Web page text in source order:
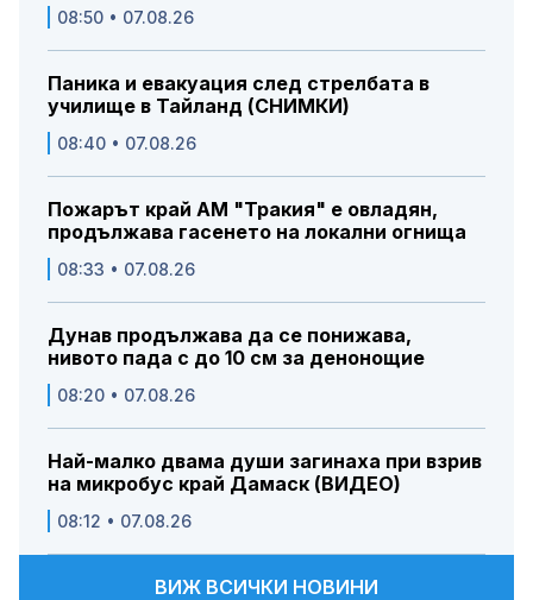
08:50 • 07.08.26
Паника и евакуация след стрелбата в
училище в Тайланд (СНИМКИ)
08:40 • 07.08.26
Пожарът край АМ "Тракия" е овладян,
продължава гасенето на локални огнища
08:33 • 07.08.26
Дунав продължава да се понижава,
нивото пада с до 10 см за денонощие
08:20 • 07.08.26
Най-малко двама души загинаха при взрив
на микробус край Дамаск (ВИДЕО)
08:12 • 07.08.26
ВИЖ ВСИЧКИ НОВИНИ